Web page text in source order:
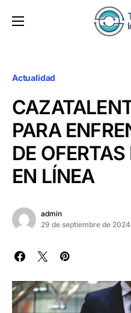
Actualidad
PARA
DE
EN LÍNEA
admin
29 de septiembre de 2024